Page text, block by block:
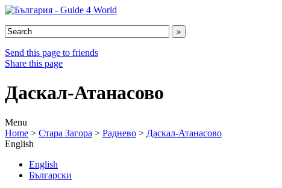
Send this page to friends
Share this page
Даскал-Атанасово
Menu
Home > Стара Загора > Раднево > Даскал-Атанасово
English
English
Български